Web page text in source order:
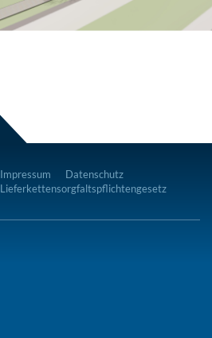
Impressum
Datenschutz
Lieferkettensorgfaltspflichtengesetz